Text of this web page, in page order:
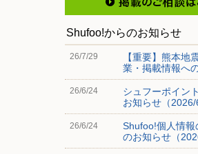
Shufoo!からのお知らせ
26/7/29
【重要】熊本地
業・掲載情報へ
26/6/24
シュフーポイン
お知らせ（2026/
26/6/24
Shufoo!個人情報
のお知らせ（